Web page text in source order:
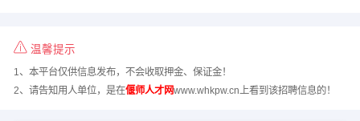
温馨提示
1、本平台仅供信息发布，不会收取押金、保证金！
2、请告知用人单位，是在偃师人才网www.whkpw.cn上看到该招聘信息的！